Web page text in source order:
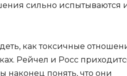
сильно испытываются
как токсичные
Рейчел и Росс
наконец понять, что они